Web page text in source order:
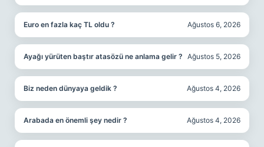
Euro en fazla kaç TL oldu ? Ağustos 6, 2026
Ayağı yürüten baştır atasözü ne anlama gelir ? Ağustos 5, 2026
Biz neden dünyaya geldik ? Ağustos 4, 2026
Arabada en önemli şey nedir ? Ağustos 4, 2026